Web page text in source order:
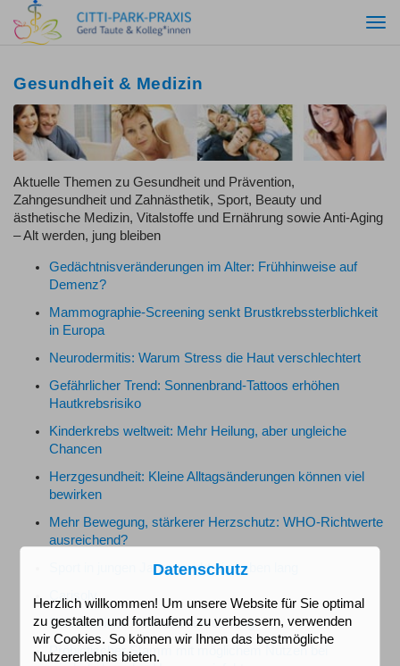
Gesundheit & Medizin
Aktuelle Themen zu Gesundheit und Prävention,
Zahngesundheit und Zahnästhetik, Sport, Beauty und
ästhetische Medizin, Vitalstoffe und Ernährung sowie Anti-Aging
– Alt werden, jung bleiben
Gedächtnisveränderungen im Alter: Frühhinweise auf
Demenz?
Mammographie-Screening senkt Brustkrebssterblichkeit
in Europa
Neurodermitis: Warum Stress die Haut verschlechtert
Gefährlicher Trend: Sonnenbrand-Tattoos erhöhen
Hautkrebsrisiko
Kinderkrebs weltweit: Mehr Heilung, aber ungleiche
Chancen
Herzgesundheit: Kleine Alltagsänderungen können viel
bewirken
Mehr Bewegung, stärkerer Herzschutz: WHO-Richtwerte
ausreichend?
Sport in jungen Jahren wirkt ein Leben lang
Carisolv
Zahnärztliche Kontrolluntersuchung
Probiotischer Stamm mit möglichem Nutzen bei
Datenschutz
Herzlich willkommen! Um unsere Website für Sie optimal
zu gestalten und fortlaufend zu verbessern, verwenden
wir Cookies. So können wir Ihnen das bestmögliche
Nutzererlebnis bieten.